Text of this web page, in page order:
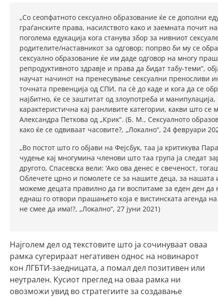
„Со сеопфатното сексуално образование ќе се дополни
граѓанските права, насилството како и заемната почит
поголема едукација кога станува збор за нивниот
родителите/наставникот за одговор; попрво би му се
сексуално образование ќе им даде одговор на многу
репродуктивното здравје и права да бидат табу-теми“,
научат начинот на пренесување сексуални преносливи
точната превенција од СПИ, па сè до каде и кога да се
најбитно, ќе се заштитат од злоупотреба и
карактеристична кај ранливите категории, какви што
Александра Петкова од „Крик“. (Б. М., Сексуалното
како ќе се одвиваат часовите?, „Локално“, 24 февруари
„Во постот што го објави на Фејсбук, таа ја критикува
чудење кај многумина членови што таа група ја следат
другото, Спасевска вели: ‘Ако ова денес е свеченост,
Облечете црно и помолете се за нашите деца, за
можеме децата правилно да ги воспитаме за еден ден да
еднаш го отвори прашањето која е вистинската агенда
не смее да има!?, „Локално“, 27 јуни 2021)
Најголем дел од текстовите што ја сочинуваат оваа
рамка сугерираат негативен однос на новинарот
кон ЛГБТИ-заедницата, а помал дел позитивен или
неутрален. Кусиот преглед на оваа рамка ни
овозможи увид во стратегиите за создавање